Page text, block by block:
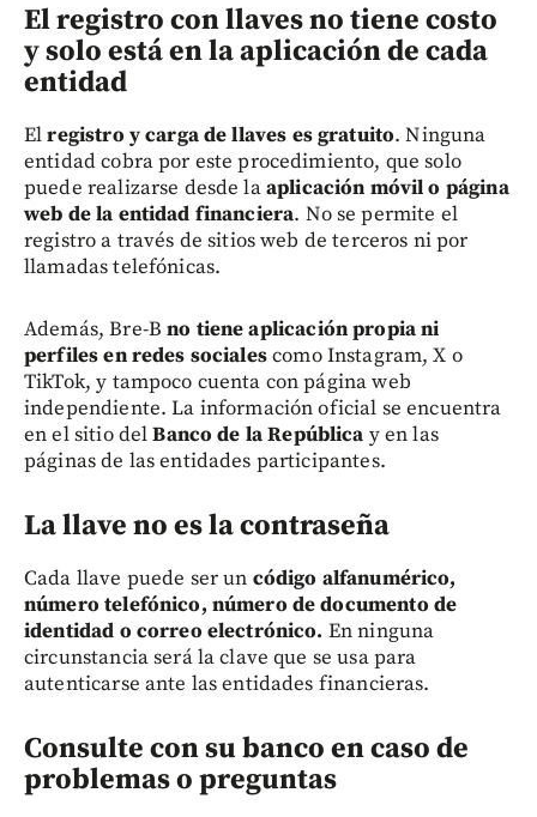
El registro con llaves no tiene costo
y solo está en la aplicación de cada
entidad
Elregistro y carga de llaves es gratuito. Ninguna
entidad cobra por este procedimiento, que solo
puede realizarse desde laaplicación móvil o página
web de la entidad financiera. No se permite el
registro a través de sitios web de terceros ni por
llamadas telefónicas.
Además, Bre-Bno tiene aplicación propia ni
perfiles en redes socialescomo Instagram, X o
TikTok, y tampoco cuenta con página web
independiente. La información oficial se encuentra
en el sitio delBanco de la República y en las
páginas de las entidades participantes.
La llave no es la contraseña
Cada llave puede ser un código alfanumérico,
número telefónico, número de documento de
identidad o correo electrónico. En ninguna
circunstancia será la clave que se usa para
autenticarse ante las entidades financieras.
Consulte con su banco en caso de
problemas o preguntas